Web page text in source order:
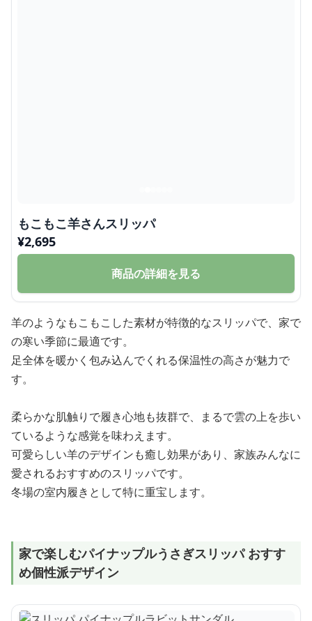
もこもこ羊さんスリッパ
¥2,695
商品の詳細を見る
羊のようなもこもこした素材が特徴的なスリッパで、家で
の寒い季節に最適です。
足全体を暖かく包み込んでくれる保温性の高さが魅力で
す。
柔らかな肌触りで履き心地も抜群で、まるで雲の上を歩い
ているような感覚を味わえます。
可愛らしい羊のデザインも癒し効果があり、家族みんなに
愛されるおすすめのスリッパです。
冬場の室内履きとして特に重宝します。
家で楽しむパイナップルうさぎスリッパ おすす
め個性派デザイン